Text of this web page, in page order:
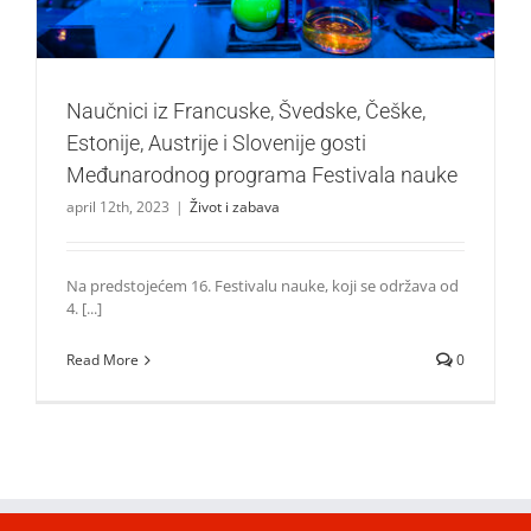
Naučnici iz Francuske, Švedske, Češke,
Estonije, Austrije i Slovenije gosti
Međunarodnog programa Festivala nauke
april 12th, 2023 | Život i zabava
Na predstojećem 16. Festivalu nauke, koji se održava od
4. [...]
Read More 0